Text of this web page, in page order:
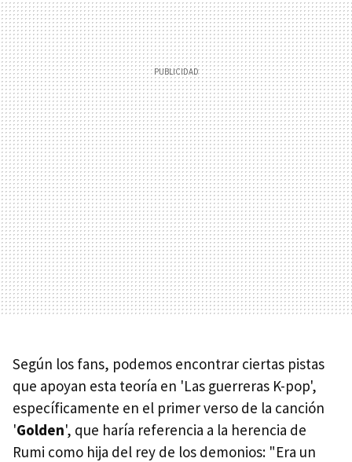
Según los fans, podemos encontrar ciertas pistas
que apoyan esta teoría en 'Las guerreras K-pop',
específicamente en el primer verso de la canción
'Golden', que haría referencia a la herencia de
Rumi como hija del rey de los demonios: "Era un